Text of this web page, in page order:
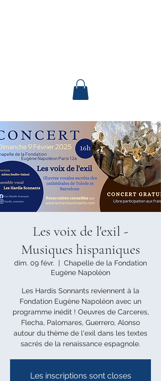
Les voix de l'exil -
Musiques hispaniques
dim. 09 févr.
  |
Chapelle de la Fondation
Eugène Napoléon
Les Hardis Sonnants reviennent à la
Fondation Eugène Napoléon avec un
programme inédit ! Oeuvres de Carceres,
Flecha, Palomares, Guerrero, Alonso
autour du thème de l'exil dans les textes
sacrés de la renaissance espagnole.
Les inscriptions sont closes